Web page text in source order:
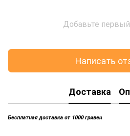
Добавьте
Написать
Доставка
Бесплатная доставка от 1000 гривен